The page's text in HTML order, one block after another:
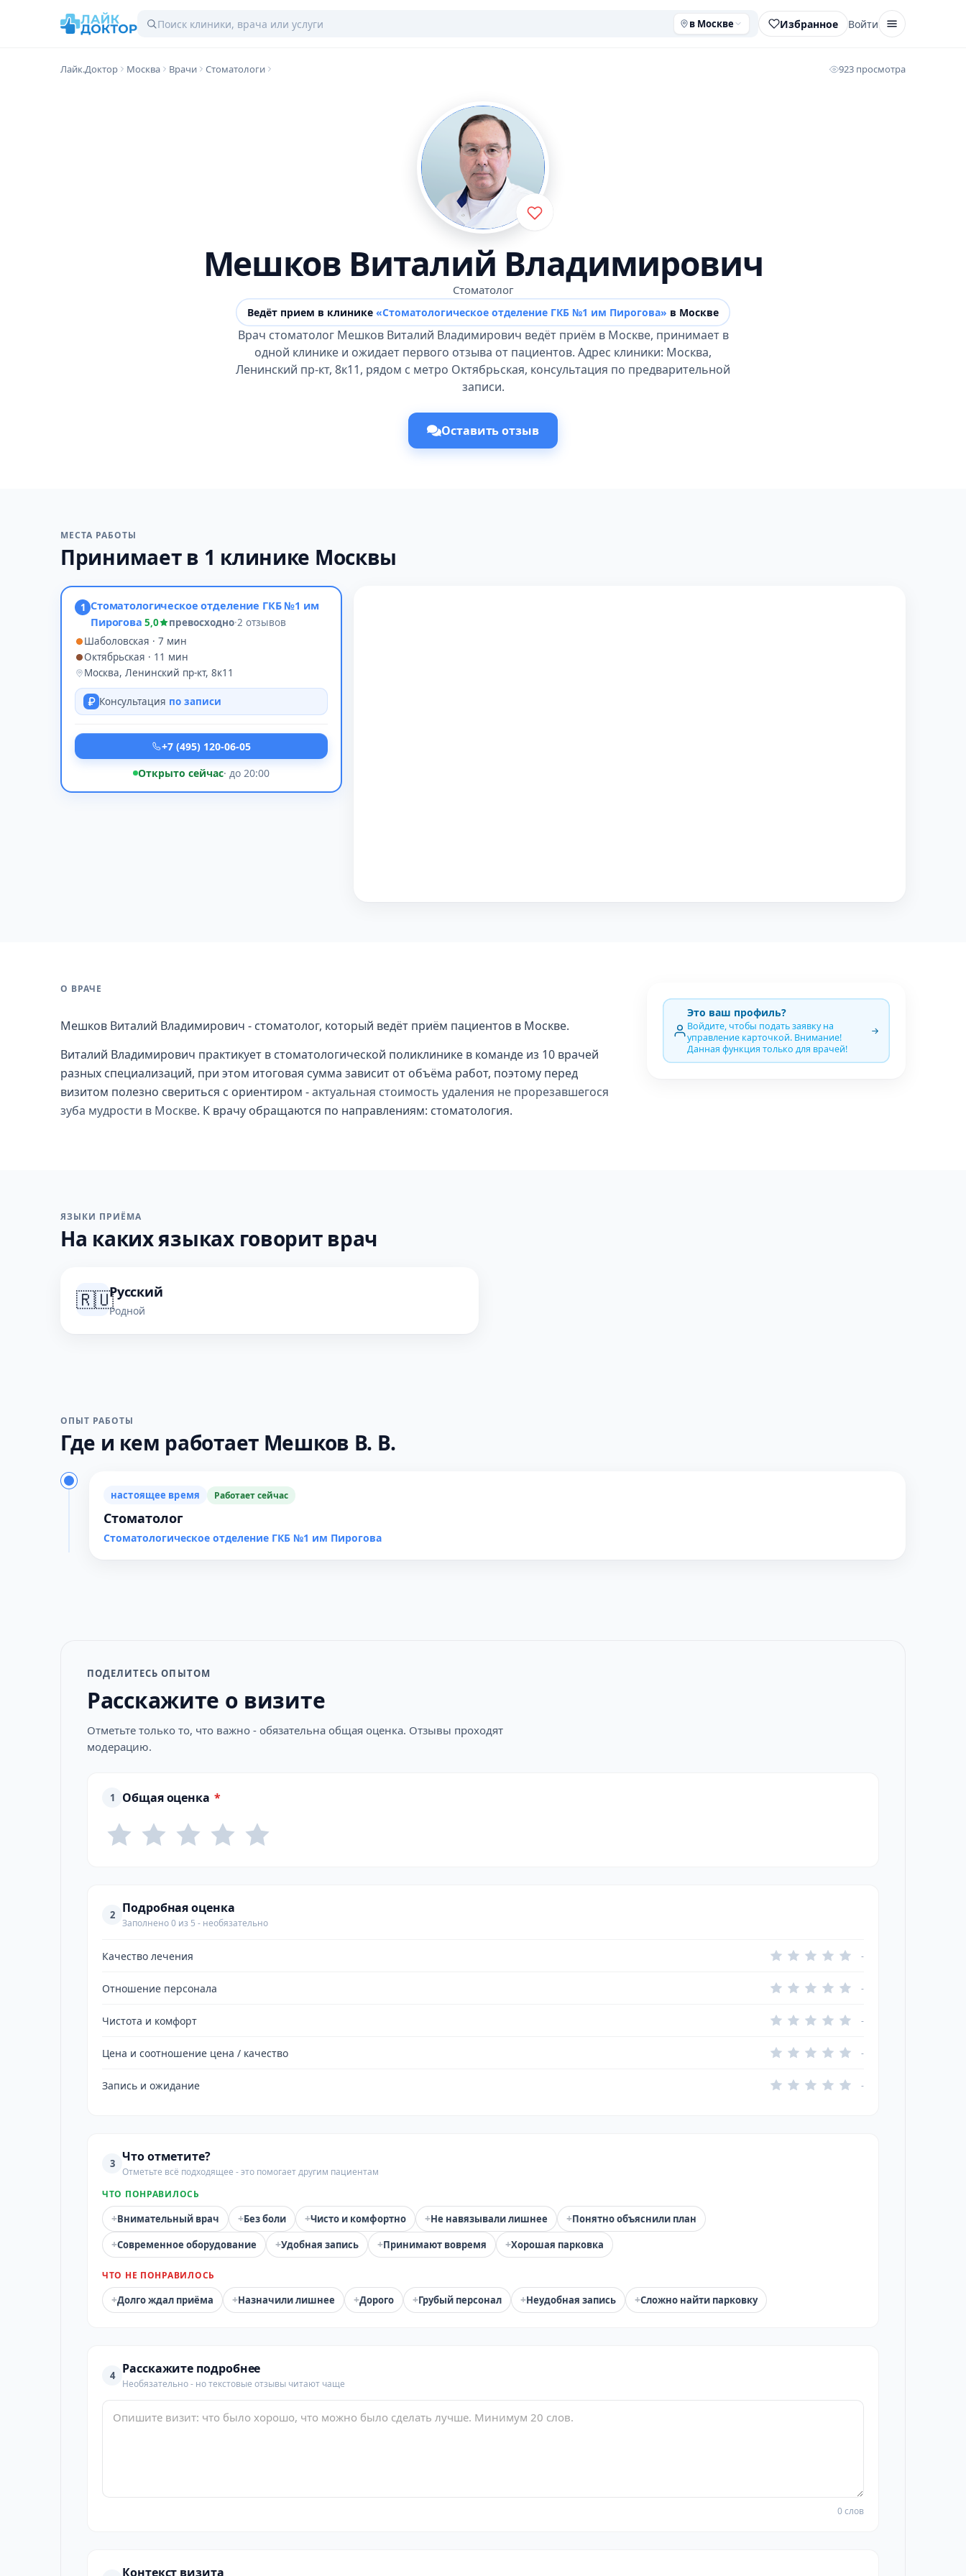
в Москве Избранное Войти
Лайк.Доктор Москва Врачи Стоматологи 923 просмотра
Мешков Виталий Владимирович
Стоматолог
Ведёт прием в клинике «Стоматологическое отделение ГКБ №1 им Пирогова» в Москве
Врач стоматолог Мешков Виталий Владимирович ведёт приём в Москве, принимает в
одной клинике и ожидает первого отзыва от пациентов. Адрес клиники: Москва,
Ленинский пр-кт, 8к11, рядом с метро Октябрьская, консультация по предварительной
записи.
Оставить отзыв
МЕСТА РАБОТЫ
Принимает в 1 клинике Москвы
1 Стоматологическое отделение ГКБ №1 им
Пирогова 5,0 превосходно·2 отзывов
Шаболовская · 7 мин
Октябрьская · 11 мин
Москва, Ленинский пр-кт, 8к11
Консультация по записи
+7 (495) 120-06-05
Открыто сейчас· до 20:00
О ВРАЧЕ
Мешков Виталий Владимирович - стоматолог, который ведёт приём пациентов в Москве.
Виталий Владимирович практикует в стоматологической поликлинике в команде из 10 врачей
разных специализаций, при этом итоговая сумма зависит от объёма работ, поэтому перед
визитом полезно свериться с ориентиром -актуальная стоимость удаления не прорезавшегося
зуба мудрости в Москве. К врачу обращаются по направлениям: стоматология.
Это ваш профиль?
Войдите, чтобы подать заявку на
управление карточкой. Внимание!
Данная функция только для врачей!
ЯЗЫКИ ПРИЁМА
На каких языках говорит врач
🇷🇺Русский
Родной
ОПЫТ РАБОТЫ
Где и кем работает Мешков В. В.
настоящее время Работает сейчас
Стоматолог
Стоматологическое отделение ГКБ №1 им Пирогова
ПОДЕЛИТЕСЬ ОПЫТОМ
Расскажите о визите
Отметьте только то, что важно - обязательна общая оценка. Отзывы проходят
модерацию.
1 Общая оценка *
2 Подробная оценка
Заполнено 0 из 5 - необязательно
Качество лечения -
Отношение персонала -
Чистота и комфорт -
Цена и соотношение цена / качество -
Запись и ожидание -
3 Что отметите?
Отметьте всё подходящее - это помогает другим пациентам
ЧТО ПОНРАВИЛОСЬ
+Внимательный врач +Без боли +Чисто и комфортно +Не навязывали лишнее +Понятно объяснили план
+Современное оборудование +Удобная запись +Принимают вовремя +Хорошая парковка
ЧТО НЕ ПОНРАВИЛОСЬ
+Долго ждал приёма +Назначили лишнее +Дорого +Грубый персонал +Неудобная запись +Сложно найти парковку
4 Расскажите подробнее
Необязательно - но текстовые отзывы читают чаще
0 слов
Контекст визита